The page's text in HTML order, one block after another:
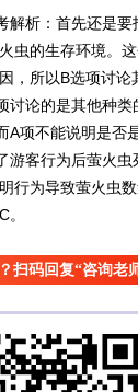
析：首先还是要
虫的生存环境。
，所以B选项讨
讨论的是其他种
A项不能说明是否
游客行为后萤火虫
行为导致萤火虫
扫码回复“咨询老